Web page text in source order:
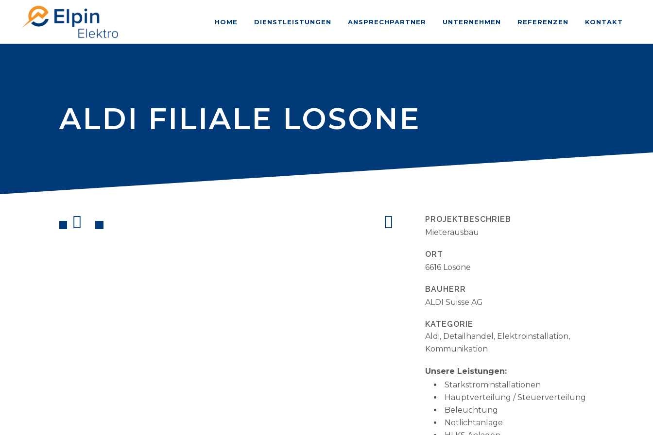
HOME DIENSTLEISTUNGEN ANSPRECHPARTNER UNTERNEHMEN REFERENZEN KONTAKT
ALDI FILIALE LOSONE
PROJEKTBESCHRIEB
Mieterausbau
ORT
6616 Losone
BAUHERR
ALDI Suisse AG
KATEGORIE
Aldi, Detailhandel, Elektroinstallation,
Kommunikation
Unsere Leistungen:
Starkstrominstallationen
Hauptverteilung / Steuerverteilung
Beleuchtung
Notlichtanlage